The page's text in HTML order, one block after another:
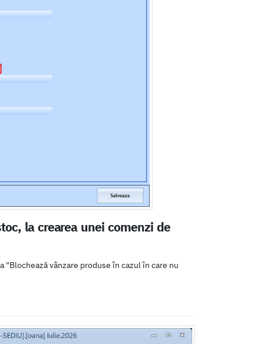
la crearea unei comenzi de
vânzare produse în cazul în care nu